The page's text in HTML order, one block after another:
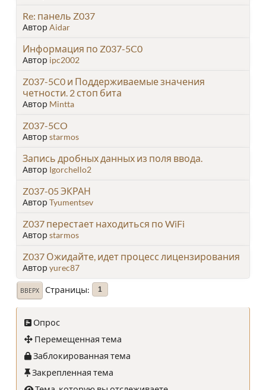
Re: панель Z037
Автор Aidar
Информация по Z037-5C0
Автор ipc2002
Z037-5C0 и Поддерживаемые значения
четности. 2 стоп бита
Автор Mintta
Z037-5CO
Автор starmos
Запись дробных данных из поля ввода.
Автор Igorchello2
Z037-05 ЭКРАН
Автор Tyumentsev
Z037 перестает находиться по WiFi
Автор starmos
Z037 Ожидайте, идет процесс лицензирования
Автор yurec87
ВВЕРХ Страницы 1
Опрос
Перемещенная тема
Заблокированная тема
Закрепленная тема